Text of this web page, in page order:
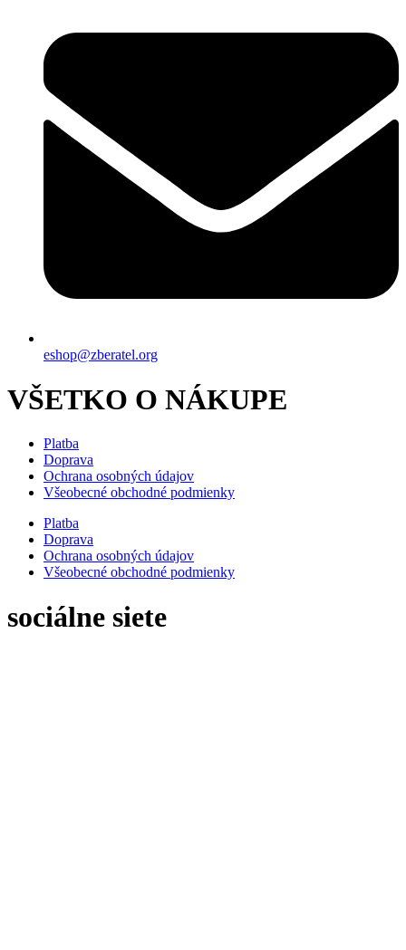
eshop@zberatel.org
VŠETKO O NÁKUPE
Platba
Doprava
Ochrana osobných údajov
Všeobecné obchodné podmienky
Platba
Doprava
Ochrana osobných údajov
Všeobecné obchodné podmienky
sociálne siete